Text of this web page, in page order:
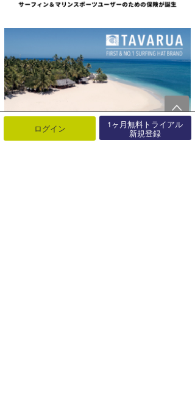
ログイン 1ヶ月無料トライアル
新規登録